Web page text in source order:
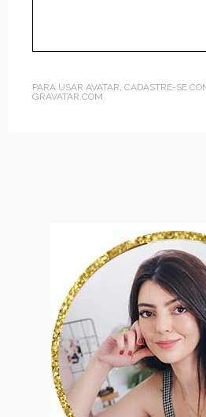
PARA USAR AVATAR, CADASTRE-SE
GRAVATAR.COM